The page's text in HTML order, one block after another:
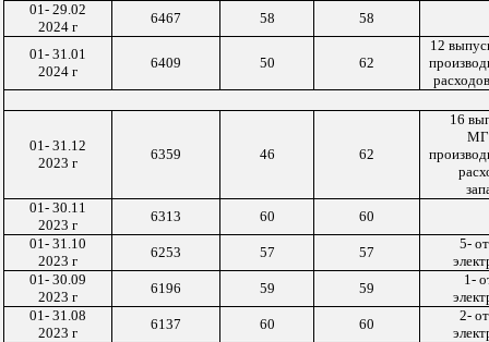
01- 29.02
2024 г
6467 58 58
01- 31.01
2024 г
6409 50 62
12
01-31.12
2023 г
6359 46 62
16
01- 30.11
2023 г
6313 60
60
01- 31.10
2023 г
6253 57 57
5-
01- 30.09
2023 г
6196 59 59
1-
01- 31.08
2023 г
6137 60 60
2-